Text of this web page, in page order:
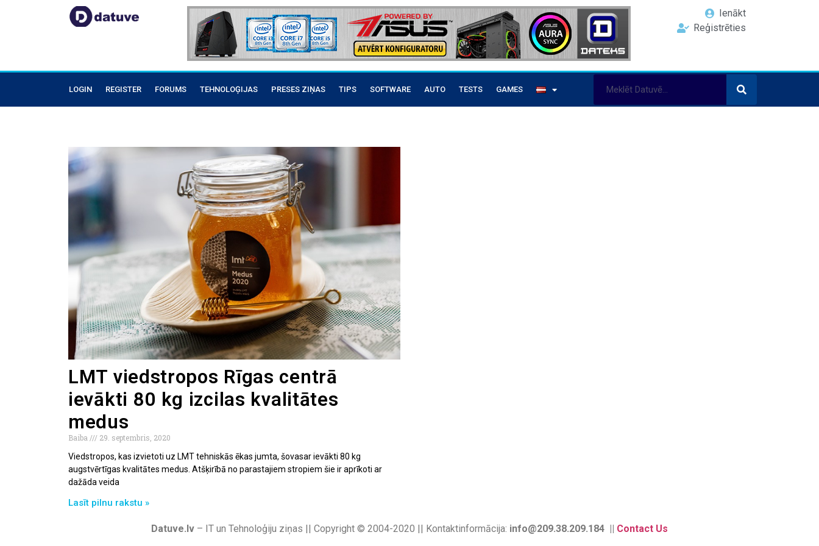
Ienākt
Reģistrēties
LOGIN REGISTER FORUMS TEHNOLOĢIJAS PRESES ZIŅAS TIPS SOFTWARE AUTO TESTS GAMES
LMT viedstropos Rīgas centrā
ievākti 80 kg izcilas kvalitātes
medus
Baiba
29. septembris, 2020
Viedstropos, kas izvietoti uz LMT tehniskās ēkas jumta, šovasar ievākti 80 kg
augstvērtīgas kvalitātes medus. Atšķirībā no parastajiem stropiem šie ir aprīkoti ar
dažāda veida
Lasīt pilnu rakstu »
Datuve.lv – IT un Tehnoloģiju ziņas || Copyright © 2004-2020 || Kontaktinformācija: info@209.38.209.184 || Contact Us